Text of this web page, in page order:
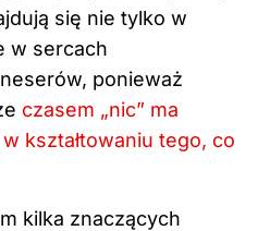
się nie tylko w
w sercach
ponieważ
czasem „nic” ma
kształtowaniu tego, co
kilka znaczących